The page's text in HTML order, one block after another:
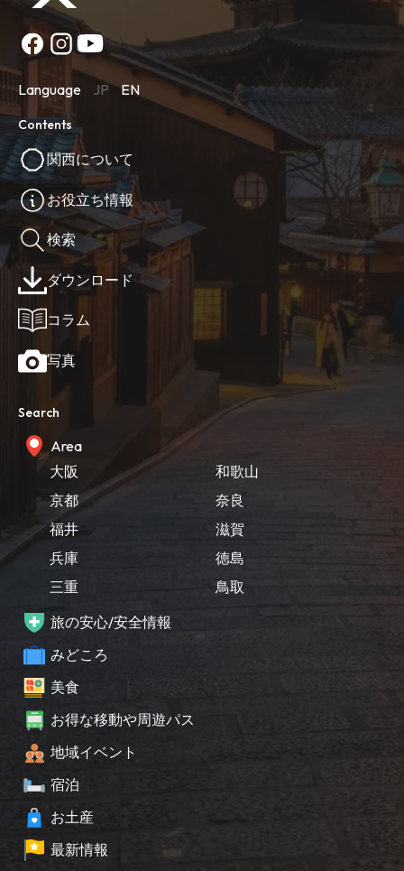
Language JP EN
Contents
関西について
お役立ち情報
検索
ダウンロード
コラム
写真
Search
Area
大阪
京都
福井
兵庫
三重
和歌山
奈良
滋賀
徳島
鳥取
旅の安心/安全情報
みどころ
美食
お得な移動や周遊パス
地域イベント
宿泊
お土産
最新情報